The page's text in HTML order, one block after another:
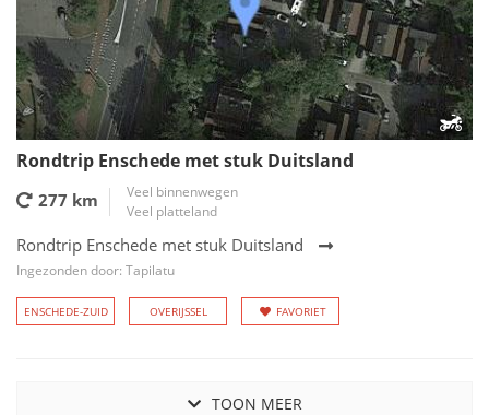
Rondtrip Enschede met stuk Duitsland
277 km
Veel binnenwegen
Veel platteland
Rondtrip Enschede met stuk Duitsland
Ingezonden door: Tapilatu
ENSCHEDE-ZUID OVERIJSSEL FAVORIET
TOON MEER